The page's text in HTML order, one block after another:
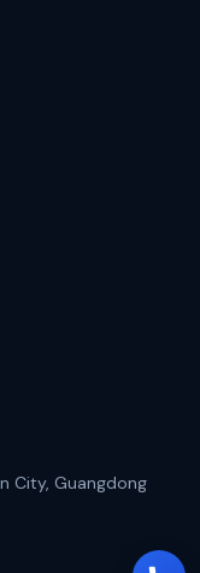
City, Guangdong